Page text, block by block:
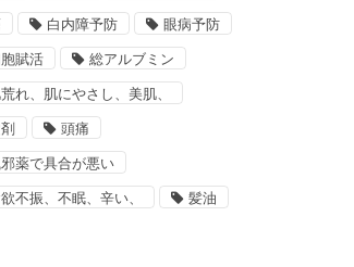
白内障予防 眼病予防
賦活 総アルブミン
れ、肌にやさし、美肌、
頭痛
薬で具合が悪い
不振、不眠、辛い、 髪油